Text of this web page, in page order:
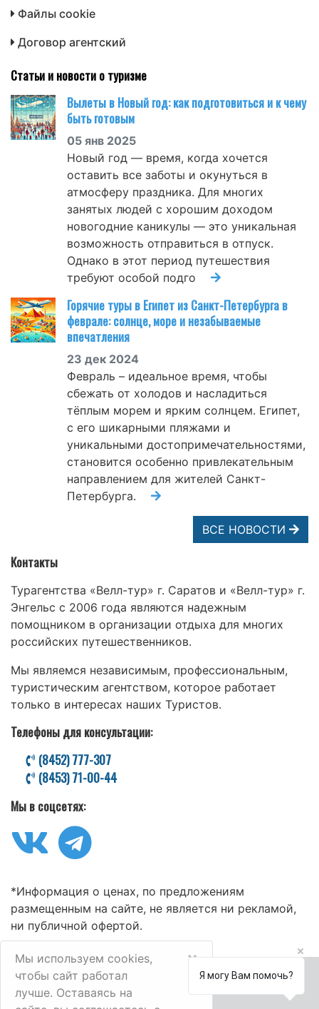
Файлы cookie
Договор агентский
Статьи и новости о туризме
Вылеты в Новый год: как подготовиться и к чему
быть готовым
05 янв 2025
Новый год — время, когда хочется
оставить все заботы и окунуться в
атмосферу праздника. Для многих
занятых людей с хорошим доходом
новогодние каникулы — это уникальная
возможность отправиться в отпуск.
Однако в этот период путешествия
требуют особой подго
Горячие туры в Египет из Санкт-Петербурга в
феврале: солнце, море и незабываемые
впечатления
23 дек 2024
Февраль – идеальное время, чтобы
сбежать от холодов и насладиться
тёплым морем и ярким солнцем. Египет,
с его шикарными пляжами и
уникальными достопримечательностями,
становится особенно привлекательным
направлением для жителей Санкт-
Петербурга.
ВСЕ НОВОСТИ
Контакты
Турагентства «Велл-тур» г. Саратов и «Велл-тур» г.
Энгельс с 2006 года являются надежным
помощником в организации отдыха для многих
российских путешественников.
Мы являемся независимым, профессиональным,
туристическим агентством, которое работает
только в интересах наших Туристов.
Телефоны для консультации:
(8452) 777-307
(8453) 71-00-44
Мы в соцсетях:
*Информация о ценах, по предложениям
размещенным на сайте, не является ни рекламой,
ни публичной офертой.
Мы используем cookies,
чтобы сайт работал
лучше. Оставаясь на
×
Я могу Вам помочь?